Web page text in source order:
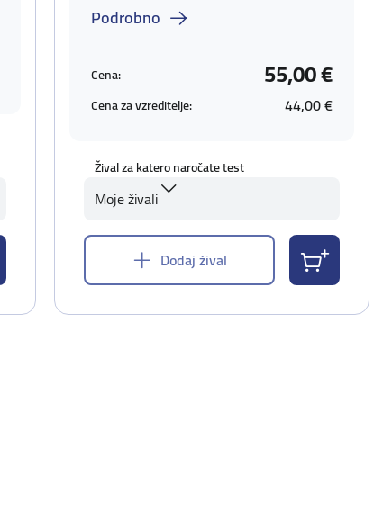
Podrobno
Cena: 55,00 €
Cena za vzreditelje: 44,00 €
Žival za katero naročate test
Moje živali
Dodaj žival